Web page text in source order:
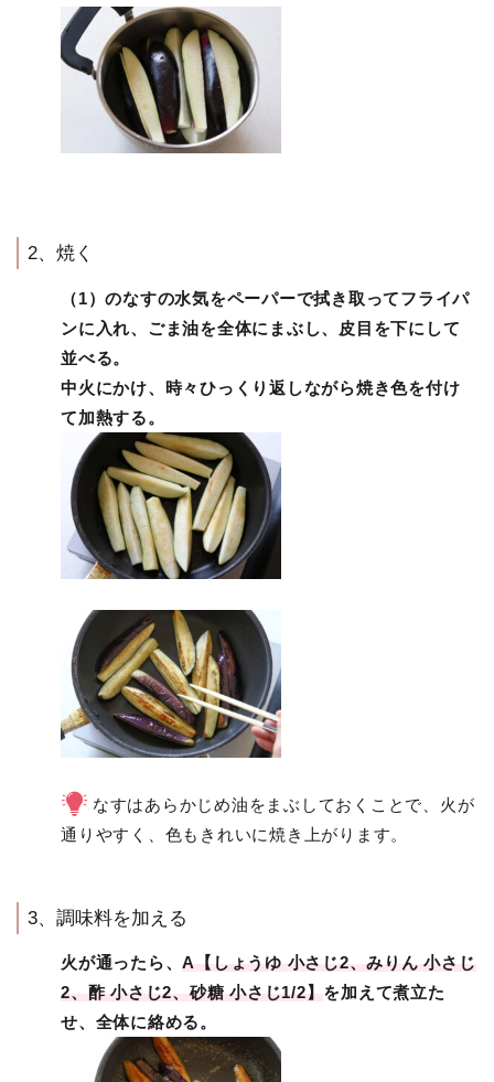
2、焼く
（1）のなすの水気をペーパーで拭き取ってフライパ
ンに入れ、ごま油を全体にまぶし、皮目を下にして
並べる。
中火にかけ、時々ひっくり返しながら焼き色を付け
て加熱する。
なすはあらかじめ油をまぶしておくことで、火が
通りやすく、色もきれいに焼き上がります。
3、調味料を加える
火が通ったら、A【しょうゆ 小さじ2、みりん 小さじ
2、酢 小さじ2、砂糖 小さじ1/2】 を加えて煮立た
せ、全体に絡める。